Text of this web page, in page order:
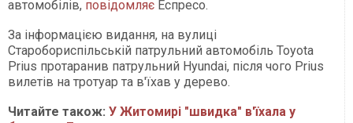
автомобілів, повідомляє Еспресо.
За інформацією видання, на вулиці
Старобориспільській патрульний автомобіль Toyota
Prius протаранив патрульний Hyundai, після чого Prius
вилетів на тротуар та в'їхав у дерево.
Читайте також: У Житомирі "швидка" в'їхала у